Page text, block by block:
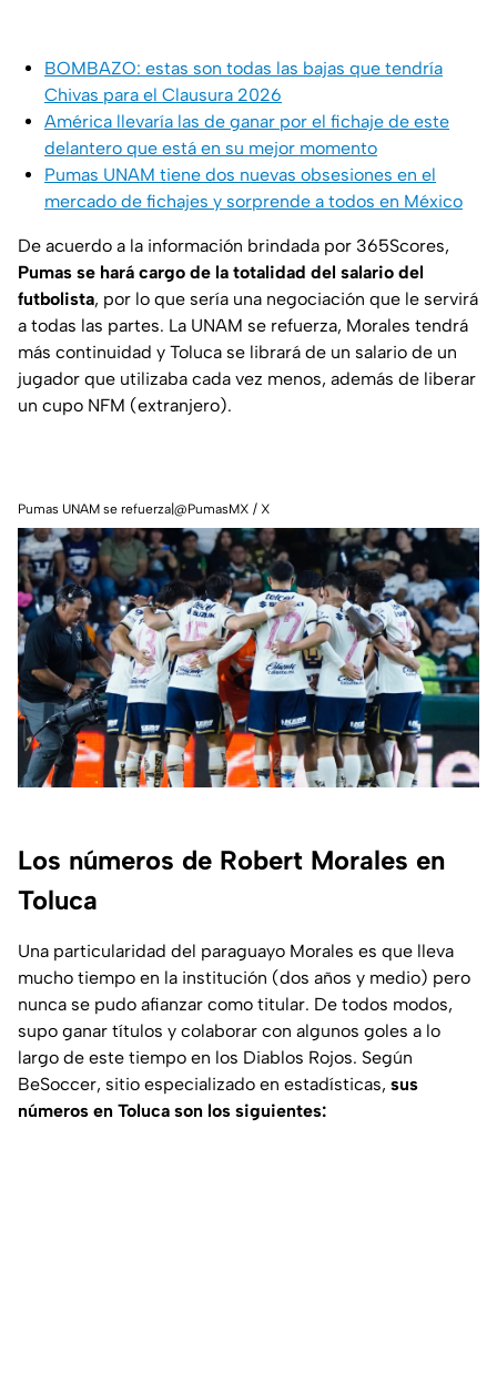
BOMBAZO: estas son todas las bajas que tendría
Chivas para el Clausura 2026
América llevaría las de ganar por el fichaje de este
delantero que está en su mejor momento
Pumas UNAM tiene dos nuevas obsesiones en el
mercado de fichajes y sorprende a todos en México
De acuerdo a la información brindada por 365Scores,
Pumas se hará cargo de la totalidad del salario del
futbolista, por lo que sería una negociación que le servirá
a todas las partes. La UNAM se refuerza, Morales tendrá
más continuidad y Toluca se librará de un salario de un
jugador que utilizaba cada vez menos, además de liberar
un cupo NFM (extranjero).
Pumas UNAM se refuerza|@PumasMX / X
Los números de Robert Morales en
Toluca
Una particularidad del paraguayo Morales es que lleva
mucho tiempo en la institución (dos años y medio) pero
nunca se pudo afianzar como titular. De todos modos,
supo ganar títulos y colaborar con algunos goles a lo
largo de este tiempo en los Diablos Rojos. Según
BeSoccer, sitio especializado en estadísticas, sus
números en Toluca son los siguientes: